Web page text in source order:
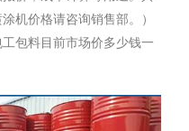
涂机价格请咨询销售部。）
包料目前市场价多少钱一